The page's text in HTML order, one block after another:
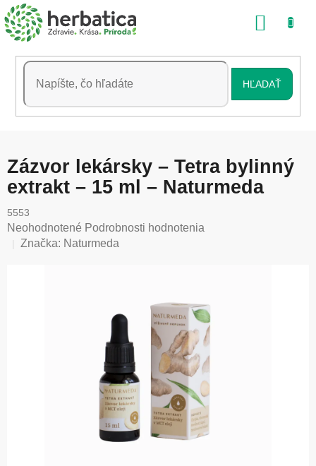
Prejsť
na
obsah
HĽADAŤ
Zázvor lekársky – Tetra bylinný
extrakt – 15 ml – Naturmeda
5553
Priemerné
hodnotenie
Neohodnotené Podrobnosti hodnotenia
Značka: Naturmeda